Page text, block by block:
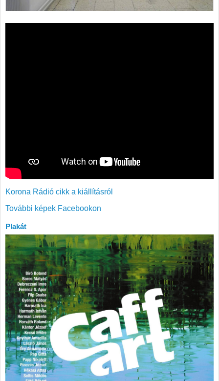
Korona Rádió cikk a kiállításról
További képek Facebookon
Plakát